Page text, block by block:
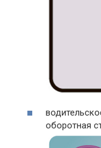
оборотная